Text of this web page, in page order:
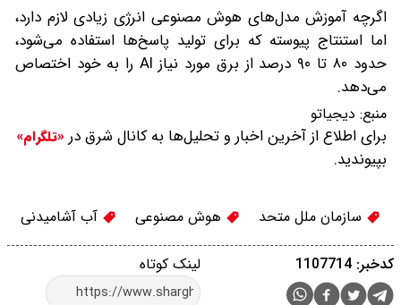
اگرچه آموزش مدل‌های هوش مصنوعی انرژی زیادی لازم دارد،
اما استنتاج پیوسته که برای تولید پاسخ‌ها استفاده می‌شود،
حدود ۸۰ تا ۹۰ درصد از برق مورد نیاز AI را به خود اختصاص
می‌دهد.
منبع: دیجیاتو
برای اطلاع از آخرین اخبار و تحلیل‌ها به کانال شرق در «تلگرام»
بپیوندید.
سازمان ملل متحد هوش مصنوعی آب آشامیدنی
لینک کوتاه کدخبر: 1107714